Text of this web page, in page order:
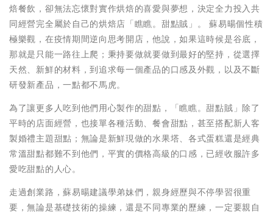
焙餐飲，卻無法忘懷對實作烘焙的喜愛與夢想，決定全力投入共
同經營完全屬於自己的烘焙店「瞧瞧。甜點賊」。 蘇易暘個性積
極樂觀，在疫情期間逆向思考開店，他說，如果這時候是谷底，
那就是只能一路往上爬；秉持要做就要做到最好的堅持，從選擇
天然、新鮮的材料，到追求每一個產品的口感及外觀，以及不斷
研發新產品，一點都不馬虎。
為了讓更多人吃到他們用心製作的甜點，「瞧瞧。甜點賊」除了
平時的店面經營，也接單各種活動、餐會甜點，甚至搭配新人客
製婚禮主題甜點；無論是新鮮現做的水果塔、各式蛋糕還是經典
常溫甜點都難不到他們，平實的價格高級的口感，已經收服許多
愛吃甜點的人心。
走過創業路，蘇易暘建議學弟妹們，親身經歷與不停學習很重
要，無論是基礎技術的操練，還是不同專業的歷練，一定要親自